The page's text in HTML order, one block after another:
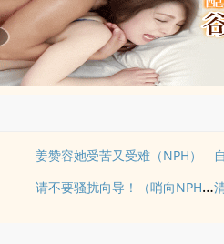
姜赞容她受苦又受难（NPH）
请不要骚扰向导！（哨向NPH）